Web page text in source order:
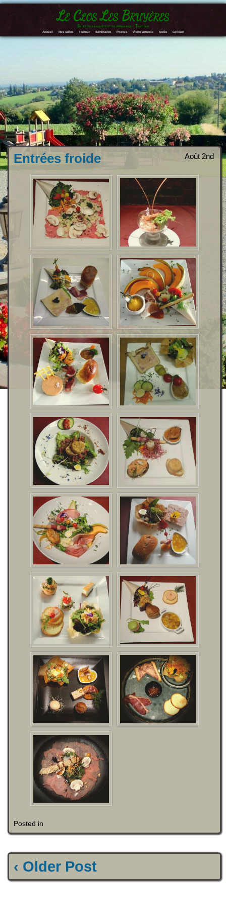
Le Clos Les Bruyères
Salle de banquets et de séminaires – Traiteur
Accueil Nos salles Traiteur Séminaires Photos Visite virtuelle Accès Contact
Août 2nd
Entrées froide
Posted in
‹ Older Post